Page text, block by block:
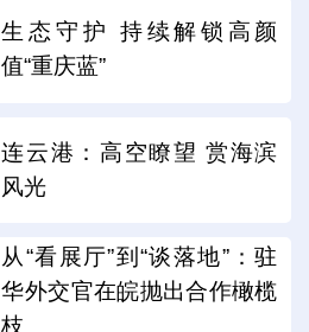
生态守护 持续解锁高颜
值“重庆蓝”
连云港：高空瞭望 赏海滨
风光
从“看展厅”到“谈落地”：驻
华外交官在皖抛出合作橄榄
枝